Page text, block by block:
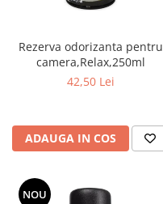
Rezerva odorizanta pentru
camera,Relax,250ml
42,50 Lei
ADAUGA IN COS
NOU